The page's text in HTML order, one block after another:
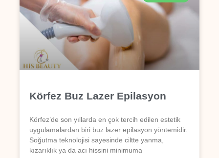
Körfez Buz Lazer Epilasyon
Körfez’de son yıllarda en çok tercih edilen estetik
uygulamalardan biri buz lazer epilasyon yöntemidir.
Soğutma teknolojisi sayesinde ciltte yanma,
kızarıklık ya da acı hissini minimuma